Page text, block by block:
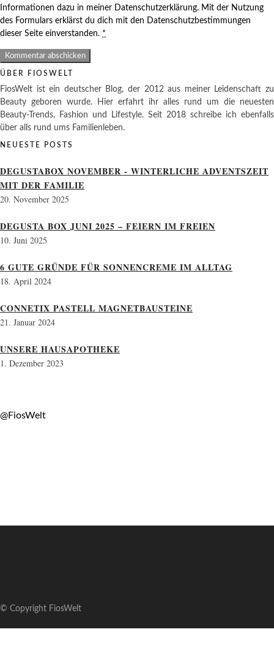
Informationen dazu in meiner Datenschutzerklärung. Mit der Nutzung
des Formulars erklärst du dich mit den Datenschutzbestimmungen
dieser Seite einverstanden. *
ÜBER FIOSWELT
FiosWelt ist ein deutscher Blog, der 2012 aus meiner Leidenschaft zu
Beauty geboren wurde. Hier erfahrt ihr alles rund um die neuesten
Beauty-Trends, Fashion und Lifestyle. Seit 2018 schreibe ich ebenfalls
über alls rund ums Familienleben.
NEUESTE POSTS
DEGUSTABOX NOVEMBER - WINTERLICHE ADVENTSZEIT
MIT DER FAMILIE
20. November 2025
DEGUSTA BOX JUNI 2025 – FEIERN IM FREIEN
10. Juni 2025
6 GUTE GRÜNDE FÜR SONNENCREME IM ALLTAG
18. April 2024
CONNETIX PASTELL MAGNETBAUSTEINE
21. Januar 2024
UNSERE HAUSAPOTHEKE
1. Dezember 2023
@FiosWelt
© Copyright FiosWelt